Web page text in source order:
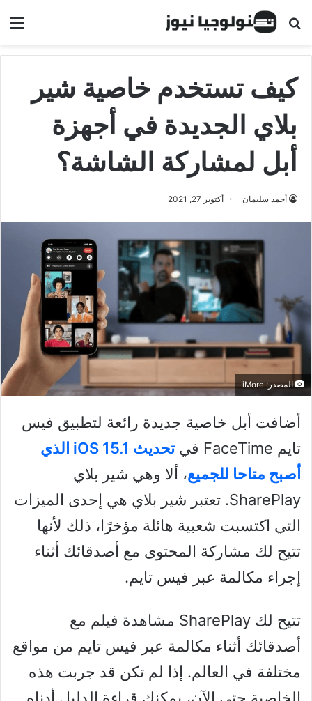
البحث عن
كيف تستخدم خاصية شير
بلاي الجديدة في أجهزة
أبل لمشاركة الشاشة؟
أحمد سليمان أكتوبر 27, 2021
المصدر: iMore
أضافت أبل خاصية جديدة رائعة لتطبيق فيس
تايم FaceTime في
تحديث iOS 15.1 الذي
أصبح متاحا للجميع، ألا وهي شير بلاي
SharePlay. تعتبر شير بلاي هي إحدى الميزات
التي اكتسبت شعبية هائلة مؤخرًا، ذلك لأنها
تتيح لك مشاركة المحتوى مع أصدقائك أثناء
إجراء مكالمة عبر فيس تايم.
تتيح لك SharePlay مشاهدة فيلم مع
أصدقائك أثناء مكالمة عبر فيس تايم من مواقع
مختلفة في العالم. إذا لم تكن قد جربت هذه